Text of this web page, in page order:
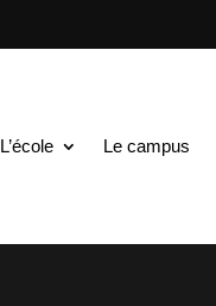
L’école Le campus